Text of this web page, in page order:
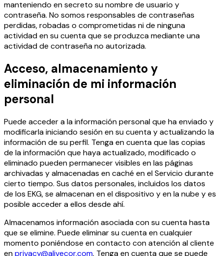
manteniendo en secreto su nombre de usuario y
contraseña. No somos responsables de contraseñas
perdidas, robadas o comprometidas ni de ninguna
actividad en su cuenta que se produzca mediante una
actividad de contraseña no autorizada.
Acceso, almacenamiento y
eliminación de mi información
personal
Puede acceder a la información personal que ha enviado y
modificarla iniciando sesión en su cuenta y actualizando la
información de su perfil. Tenga en cuenta que las copias
de la información que haya actualizado, modificado o
eliminado pueden permanecer visibles en las páginas
archivadas y almacenadas en caché en el Servicio durante
cierto tiempo. Sus datos personales, incluidos los datos
de los EKG, se almacenan en el dispositivo y en la nube y es
posible acceder a ellos desde ahí.
Almacenamos información asociada con su cuenta hasta
que se elimine. Puede eliminar su cuenta en cualquier
momento poniéndose en contacto con atención al cliente
enprivacy@alivecor.com. Tenga en cuenta que se puede